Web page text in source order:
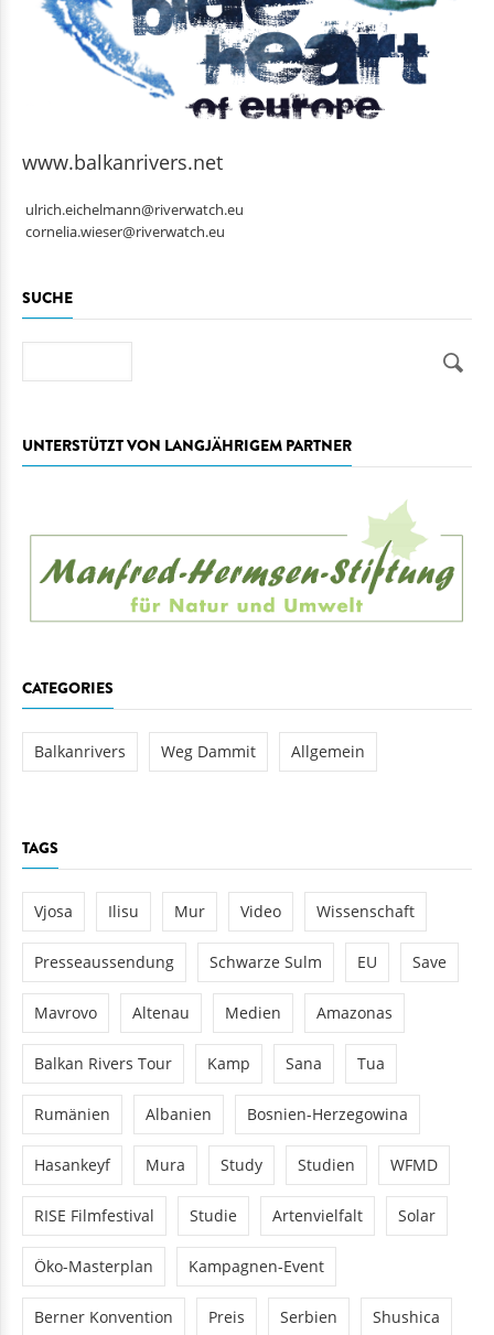
www.balkanrivers.net
ulrich.eichelmann@riverwatch.eu
cornelia.wieser@riverwatch.eu
SUCHE
UNTERSTÜTZT VON LANGJÄHRIGEM PARTNER
CATEGORIES
Balkanrivers Weg Dammit Allgemein
TAGS
Vjosa Ilisu Mur Video Wissenschaft
Presseaussendung Schwarze Sulm EU Save
Mavrovo Altenau Medien Amazonas
Balkan Rivers Tour Kamp Sana Tua
Rumänien Albanien Bosnien-Herzegowina
Hasankeyf Mura Study Studien WFMD
RISE Filmfestival Studie Artenvielfalt Solar
Öko-Masterplan Kampagnen-Event
Berner Konvention Preis Serbien Shushica